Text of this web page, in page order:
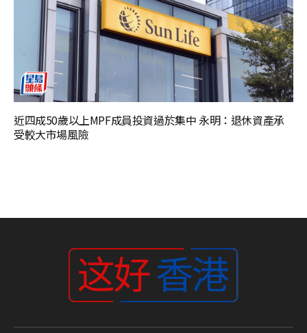
近四成50歲以上MPF成員投資過於集中 永明：退休資產承
受較大市場風險